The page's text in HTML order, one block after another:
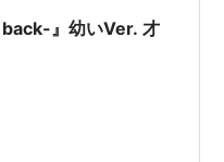
』幼いVer. 才